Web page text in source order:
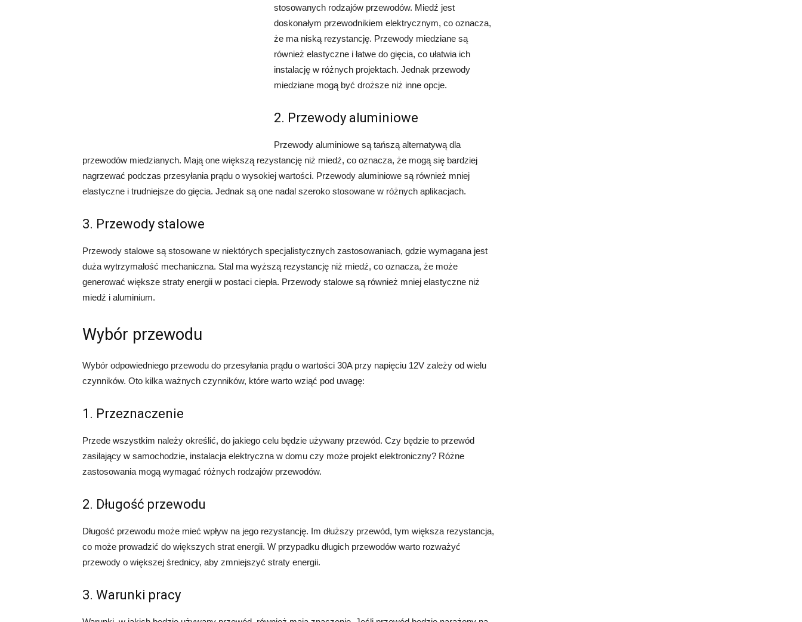
stosowanych rodzajów przewodów. Miedź jest
doskonałym przewodnikiem elektrycznym, co oznacza,
że ​​ma niską rezystancję. Przewody miedziane są
również elastyczne i łatwe do gięcia, co ułatwia ich
instalację w różnych projektach. Jednak przewody
miedziane mogą być droższe niż inne opcje.
2. Przewody aluminiowe
Przewody aluminiowe są tańszą alternatywą dla
przewodów miedzianych. Mają one większą rezystancję niż miedź, co oznacza, że ​​mogą się bardziej
nagrzewać podczas przesyłania prądu o wysokiej wartości. Przewody aluminiowe są również mniej
elastyczne i trudniejsze do gięcia. Jednak są one nadal szeroko stosowane w różnych aplikacjach.
3. Przewody stalowe
Przewody stalowe są stosowane w niektórych specjalistycznych zastosowaniach, gdzie wymagana jest
duża wytrzymałość mechaniczna. Stal ma wyższą rezystancję niż miedź, co oznacza, że ​​może
generować większe straty energii w postaci ciepła. Przewody stalowe są również mniej elastyczne niż
miedź i aluminium.
Wybór przewodu
Wybór odpowiedniego przewodu do przesyłania prądu o wartości 30A przy napięciu 12V zależy od wielu
czynników. Oto kilka ważnych czynników, które warto wziąć pod uwagę:
1. Przeznaczenie
Przede wszystkim należy określić, do jakiego celu będzie używany przewód. Czy będzie to przewód
zasilający w samochodzie, instalacja elektryczna w domu czy może projekt elektroniczny? Różne
zastosowania mogą wymagać różnych rodzajów przewodów.
2. Długość przewodu
Długość przewodu może mieć wpływ na jego rezystancję. Im dłuższy przewód, tym większa rezystancja,
co może prowadzić do większych strat energii. W przypadku długich przewodów warto rozważyć
przewody o większej średnicy, aby zmniejszyć straty energii.
3. Warunki pracy